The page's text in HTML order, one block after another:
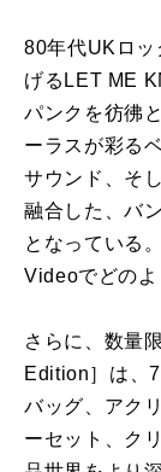
80年代UKロッ
げるLET ME
パンクを彷彿
ーラスが彩る
サウンド、そ
融合した、バ
となっている
Videoでどのよ
さらに、数量
Edition］は、
バッグ、アク
ーセット、ク